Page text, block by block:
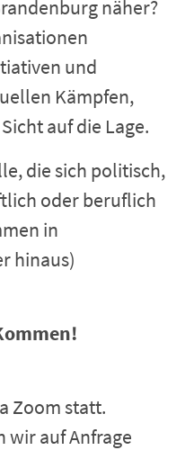
näher?
und
Kämpfen,
auf die Lage.
die sich politisch,
oder beruflich
in
hinaus)
Zoom statt.
wir auf Anfrage